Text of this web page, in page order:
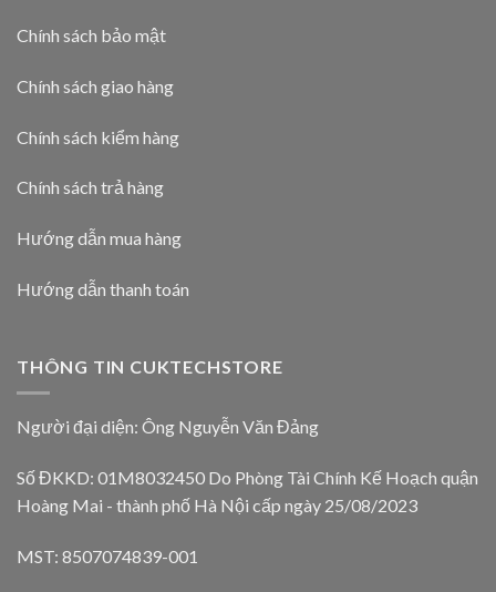
Chính sách bảo mật
Chính sách giao hàng
Chính sách kiểm hàng
Chính sách trả hàng
Hướng dẫn mua hàng
Hướng dẫn thanh toán
THÔNG TIN CUKTECHSTORE
Người đại diện: Ông Nguyễn Văn Đảng
Số ĐKKD: 01M8032450 Do Phòng Tài Chính Kế Hoạch quận
Hoàng Mai - thành phố Hà Nội cấp ngày 25/08/2023
MST: 8507074839-001